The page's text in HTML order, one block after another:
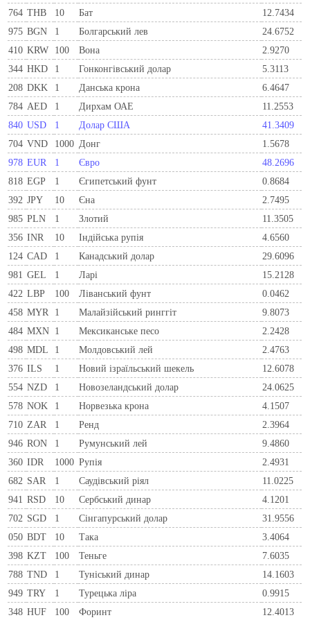
764 THB 10 Бат
12.7434
975 BGN 1 Болгарський лев
24.6752
410 KRW 100 Вона
2.9270
344 HKD 1 Гонконгівський долар
5.3113
208 DKK 1 Данська крона
6.4647
784 AED 1 Дирхам ОАЕ
11.2553
840 USD 1 Долар США
41.3409
704 VND 1000 Донг
1.5678
978 EUR 1 Євро
48.2696
818 EGP 1 Єгипетський фунт
0.8684
392 JPY 10 Єна
2.7495
985 PLN 1 Злотий
11.3505
356 INR 10 Індійська рупія
4.6560
124 CAD 1 Канадський долар
29.6096
981 GEL 1 Ларi
15.2128
422 LBP 100 Ліванський фунт
0.0462
458 MYR 1 Малайзійський ринггіт
9.8073
484 MXN 1 Мексиканське песо
2.2428
498 MDL 1 Молдовський лей
2.4763
376 ILS 1 Новий ізраїльський шекель
12.6078
554 NZD 1 Новозеландський долар
24.0625
578 NOK 1 Норвезька крона
4.1507
710 ZAR 1 Ренд
2.3964
946 RON 1 Румунський лей
9.4860
360 IDR 1000 Рупія
2.4931
682 SAR 1 Саудівський ріял
11.0225
941 RSD 10 Сербський динар
4.1201
702 SGD 1 Сінгапурський долар
31.9556
050 BDT 10 Така
3.4064
398 KZT 100 Теньге
7.6035
788 TND 1 Туніський динар
14.1603
949 TRY 1 Турецька ліра
0.9915
348 HUF 100 Форинт 12.4013